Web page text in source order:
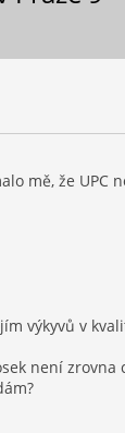
mě, že
výkyvů v
není